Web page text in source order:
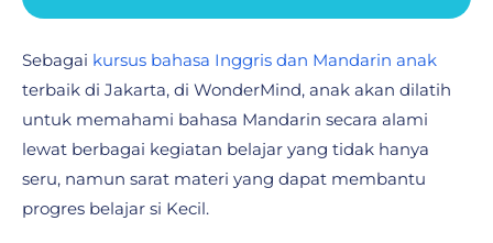
Sebagai kursus bahasa Inggris dan Mandarin anak
terbaik di Jakarta, di WonderMind, anak akan dilatih
untuk memahami bahasa Mandarin secara alami
lewat berbagai kegiatan belajar yang tidak hanya
seru, namun sarat materi yang dapat membantu
progres belajar si Kecil.